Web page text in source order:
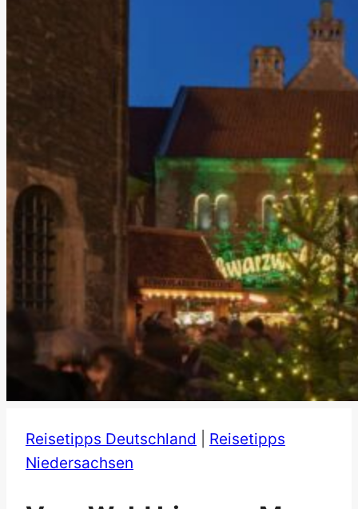
Reisetipps Deutschland
Reisetipps
Niedersachsen